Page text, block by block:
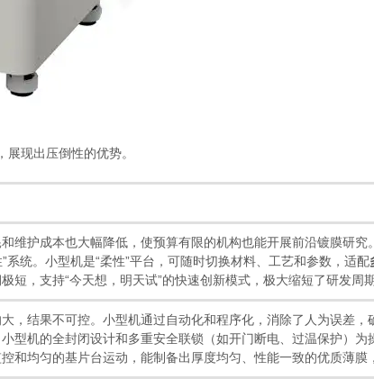
现出压倒性的优势。
维护成本也大幅降低，使预算有限的机构也能开展前沿镀膜研究。
系统。小型机是“柔性”平台，可随时切换材料、工艺和参数，适配
短，支持“今天想，明天试”的快速创新模式，极大缩短了研发周期
，结果不可控。小型机通过自动化和程序化，消除了人为误差，
型机的全封闭设计和多重安全联锁（如开门断电、过温保护）为
和均匀的基片台运动，能制备出厚度均匀、性能一致的优质薄膜